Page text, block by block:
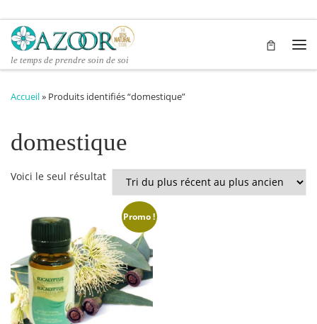
Passer au contenu
le temps de prendre soin de soi
Accueil» Produits identifiés “domestique”
domestique
Voici le seul résultat
Promo !